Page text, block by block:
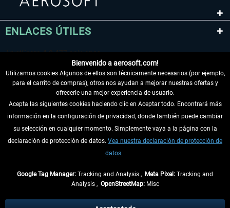
ENLACES ÚTILES
DESISTIR DEL CONTRATO
INFORMACIÓN
Bienvenido a aerosoft.com!
Utilizamos cookies Algunos de ellos son técnicamente necesarios (por ejemplo,
para el carrito de compras), otros nos ayudan a mejorar nuestras ofertas y
ofrecerle una mejor experiencia de usuario.
Acepta las siguientes cookies haciendo clic en Aceptar todo. Encontrará más
información en la configuración de privacidad, donde también puede cambiar
su selección en cualquier momento. Simplemente vaya a la página con la
declaración de protección de datos. Vea nuestra declaración de protección de
datos.
Google Tag Manager: Tracking and Analysis , Meta Pixel: Tracking and
Analysis , OpenStreetMap:Misc